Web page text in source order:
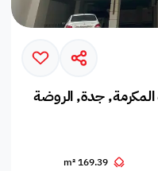
جدة, الروضة
169.39 m²